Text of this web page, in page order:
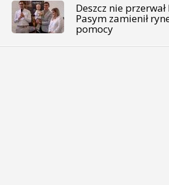
Deszcz nie
Pasym zamienił
pomocy